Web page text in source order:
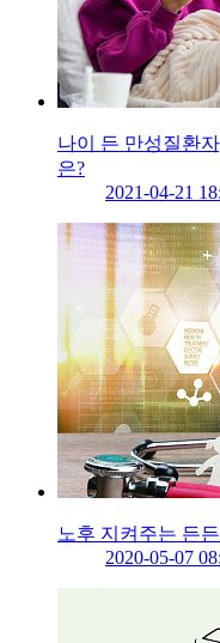
나이 든 만성질환
은?
2021-04-21
노후 지켜주는 든
2020-05-07